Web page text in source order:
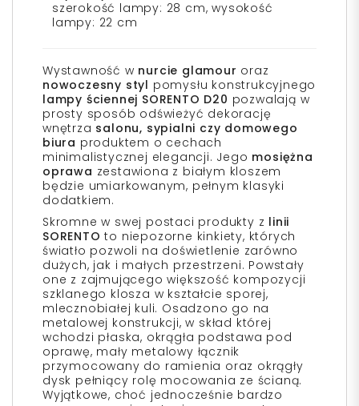
szerokość lampy: 28 cm, wysokość
lampy: 22 cm
Wystawność w nurcie glamour oraz
nowoczesny styl pomysłu konstrukcyjnego
lampy ściennej SORENTO D20 pozwalają w
prosty sposób odświeżyć dekorację
wnętrza salonu, sypialni czy domowego
biura produktem o cechach
minimalistycznej elegancji. Jego mosiężna
oprawa zestawiona z białym kloszem
będzie umiarkowanym, pełnym klasyki
dodatkiem.
Skromne w swej postaci produkty z linii
SORENTO to niepozorne kinkiety, których
światło pozwoli na doświetlenie zarówno
dużych, jak i małych przestrzeni. Powstały
one z zajmującego większość kompozycji
szklanego klosza w kształcie sporej,
mlecznobiałej kuli. Osadzono go na
metalowej konstrukcji, w skład której
wchodzi płaska, okrągła podstawa pod
oprawę, mały metalowy łącznik
przymocowany do ramienia oraz okrągły
dysk pełniący rolę mocowania ze ścianą.
Wyjątkowe, choć jednocześnie bardzo